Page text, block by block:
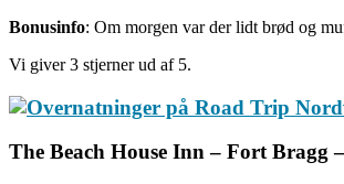
Bonusinfo: Om morgen var der lidt brød og
Vi giver 3 stjerner ud af 5.
The Beach House Inn – Fort Bragg